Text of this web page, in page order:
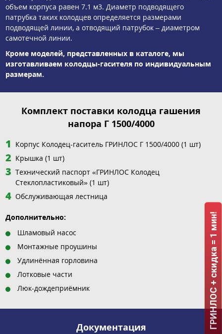
объем корпуса равен 7.1 м3. Диаметр подводящего
патрубка таких колодцев определяется размерами
подводящей линии, а отводящий патрубок – диаметром
самотечной линии.
Кроме моделей, представленных в каталоге, мы
изготавливаем колодцы-гасителя по индивидуальным
размерам.
Комплект поставки колодца гашения
напора Г 1500/4000
Корпус Колодец-гаситель ГРИНЛОС Г 1500/4000 (1 шт)
Крышка (1 шт)
Технический паспорт «ГРИНЛОС Колодец
Стеклопластиковый» (1 шт)
Обслуживающая лестница
Дополнительно:
Шламовый насос
Монтажные проушины
Удлинённая горловина
Лотковые части
Люк-дождеприёмник
Документация ГРИНЛОС + скидка = 1 мин!